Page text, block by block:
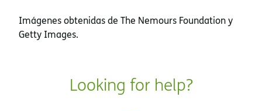
Imágenes obtenidas de The Nemours Foundation y
Getty Images.
Looking for help?